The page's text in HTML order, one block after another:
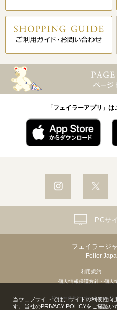
「フェイラーアプリ」
フェイラージ
Feiler
利用規約
個人情報保護方針・個人
Copyright© Feiler Japan
PCサ
当ウェブサイトでは、サイトの利便性向
す。当社のPRIVACY POLICYをご確認い